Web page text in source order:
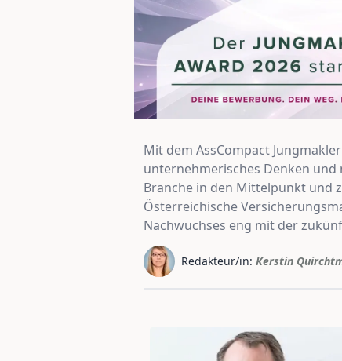
Mit dem AssCompact
unternehmerisches Denken
Branche in den Mittelpunkt und
Österreichische
Nachwuchses eng mit der
Redakteur/in: Kerstin